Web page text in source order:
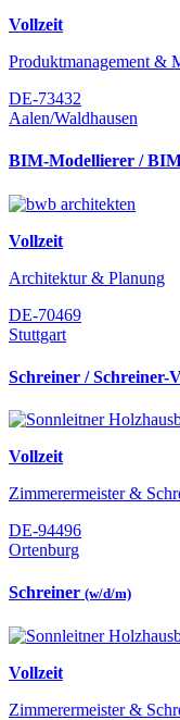
Vollzeit
Produktmanagement &
DE-73432
Aalen/Waldhausen
BIM-Modellierer /
Vollzeit
Architektur & Planung
DE-70469
Stuttgart
Schreiner / Schreiner-
Vollzeit
Zimmerermeister &
DE-94496
Ortenburg
Schreiner (w/d/m)
Vollzeit
Zimmerermeister &